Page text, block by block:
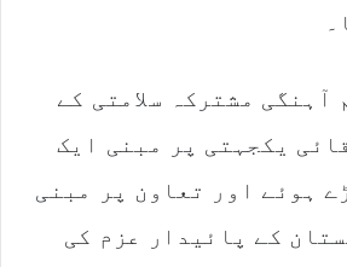
آہنگی مشترکہ سلامتی کے
یکجہتی پر مبنی ایک
ہوئے اور تعاون پر مبنی
کے پائیدار عزم کی